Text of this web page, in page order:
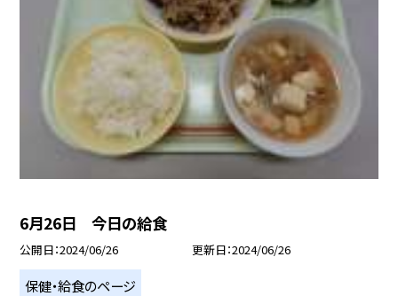
6月26日 今日の給食
公開日 2024/06/26 更新日 2024/06/26
保健・給食のページ